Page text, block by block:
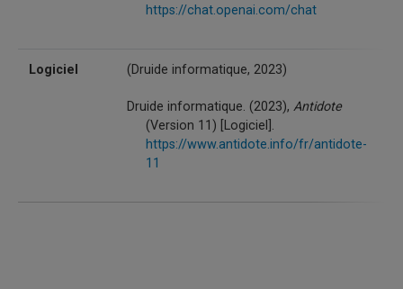
https://chat.openai.com/chat
Logiciel (Druide informatique, 2023)
Druide informatique. (2023), Antidote
(Version 11) [Logiciel].
https://www.antidote.info/fr/antidote-
11